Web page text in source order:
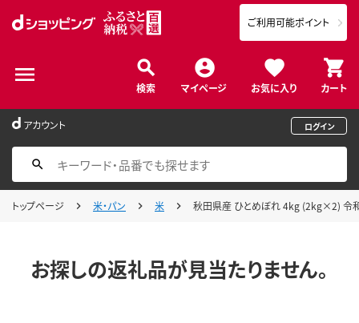
検索 マイページ お気に入り カート
ご利用可能ポイント
アカウント ログイン
トップページ 米・パン 米 秋田県産 ひとめぼれ 4kg (2kg×2) 令和
お探しの返礼品が見当たりません。